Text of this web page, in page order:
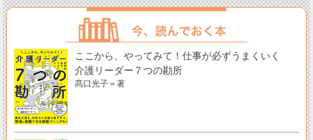
ここから、やってみて！仕事が必ずうまくいく
介護リーダー７つの勘所
髙口光子＝著